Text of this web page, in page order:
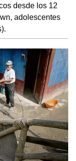
desde los 12
adolescentes